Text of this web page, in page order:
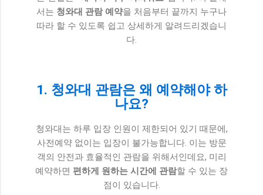
서는 청와대 관람 예약을 처음부터 끝까지 누구나
따라 할 수 있도록 쉽고 상세하게 알려드리겠습니
다.
1. 청와대 관람은 왜 예약해야 하
나요?
청와대는 하루 입장 인원이 제한되어 있기 때문에,
사전예약 없이는 입장이 불가능합니다. 이는 방문
객의 안전과 효율적인 관람을 위해서인데요, 미리
예약하면 편하게 원하는 시간에 관람할 수 있는 장
점이 있습니다.